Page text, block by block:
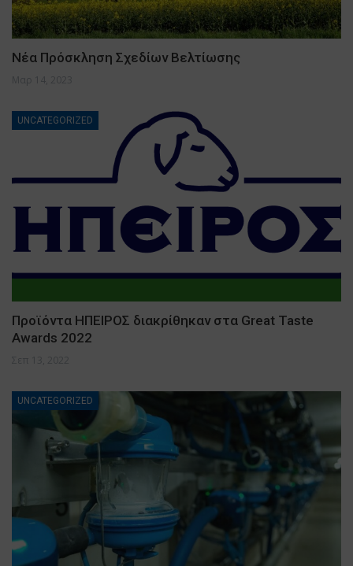
Νέα Πρόσκληση Σχεδίων Βελτίωσης
Μαρ 14, 2023
UNCATEGORIZED
Προϊόντα ΗΠΕΙΡΟΣ διακρίθηκαν στα Great Taste
Awards 2022
Σεπ 13, 2022
UNCATEGORIZED